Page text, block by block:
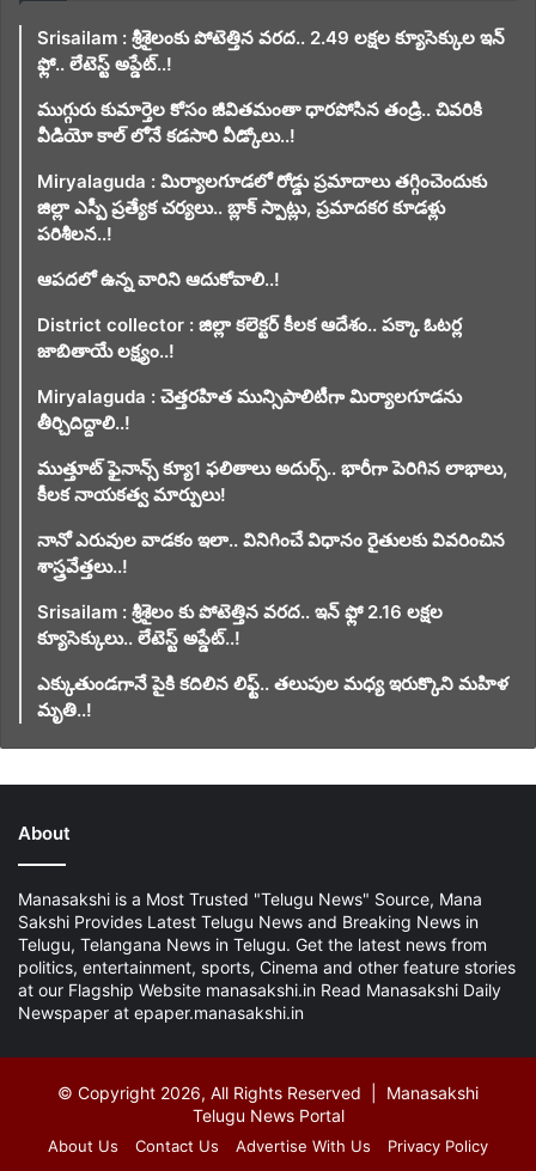
Srisailam : శ్రీశైలంకు పోటెత్తిన వరద.. 2.49 లక్షల క్యూసెక్కుల ఇన్
ఫ్లో.. లేటెస్ట్ అప్డేట్..!
ముగ్గురు కుమార్తెల కోసం జీవితమంతా ధారపోసిన తండ్రి.. చివరికి
వీడియో కాల్ లోనే కడసారి వీడ్కోలు..!
Miryalaguda : మిర్యాలగూడలో రోడ్డు ప్రమాదాలు తగ్గించెందుకు
జిల్లా ఎస్పీ ప్రత్యేక చర్యలు.. బ్లాక్ స్పాట్లు, ప్రమాదకర కూడళ్లు
పరిశీలన..!
ఆపదలో ఉన్న వారిని ఆదుకోవాలి..!
District collector : జిల్లా కలెక్టర్ కీలక ఆదేశం.. పక్కా ఓటర్ల
జాబితాయే లక్ష్యం..!
Miryalaguda : చెత్తరహిత మున్సిపాలిటీగా మిర్యాలగూడను
తీర్చిదిద్దాలి..!
ముత్తూట్ ఫైనాన్స్ క్యూ1 ఫలితాలు అదుర్స్.. భారీగా పెరిగిన లాభాలు,
కీలక నాయకత్వ మార్పులు!
నానో ఎరువుల వాడకం ఇలా.. వినిగించే విధానం రైతులకు వివరించిన
శాస్త్రవేత్తలు..!
Srisailam : శ్రీశైలం కు పోటెత్తిన వరద.. ఇన్ ఫ్లో 2.16 లక్షల
క్యూసెక్కులు.. లేటెస్ట్ అప్డేట్..!
ఎక్కుతుండగానే పైకి కదిలిన లిఫ్ట్‌.. తలుపుల మధ్య ఇరుక్కొని మహిళ
మృతి..!
About
Manasakshi is a Most Trusted "Telugu News" Source, Mana
Sakshi Provides Latest Telugu News and Breaking News in
Telugu, Telangana News in Telugu. Get the latest news from
politics, entertainment, sports, Cinema and other feature stories
at our Flagship Website manasakshi.in Read Manasakshi Daily
Newspaper at epaper.manasakshi.in
© Copyright 2026, All Rights Reserved | Manasakshi
Telugu News Portal
About Us Contact Us Advertise With Us Privacy Policy